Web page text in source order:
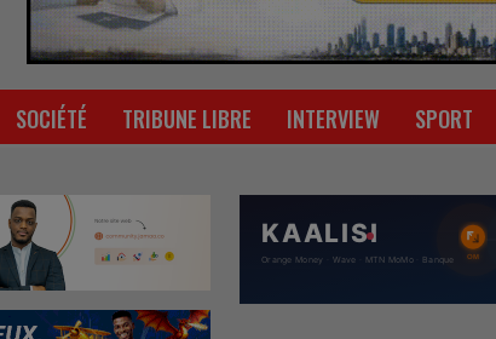
SOCIÉTÉ TRIBUNE LIBRE INTERVIEW SPORT